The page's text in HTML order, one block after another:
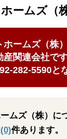
ームズ（株
ホームズ（株
関連会社です
282-5590と
ムズ（株）に
(0)件あります。